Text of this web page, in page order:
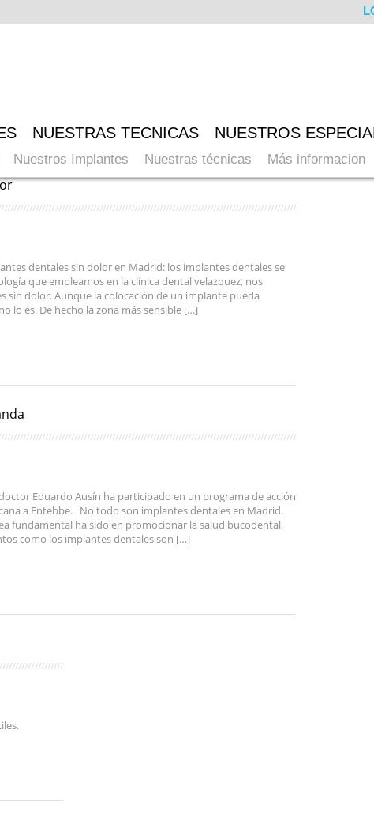
NUESTRAS TECNICAS NUESTROS
Nuestros Implantes Nuestras técnicas Más informacion
dentales sin dolor en Madrid: los implantes dentales se
que empleamos en la clínica dental velazquez, nos
sin dolor. Aunque la colocación de un implante pueda
lo es. De hecho la zona más sensible […]
Eduardo Ausín ha participado en un programa de acción
a Entebbe. No todo son implantes dentales en Madrid.
fundamental ha sido en promocionar la salud bucodental,
como los implantes dentales son […]